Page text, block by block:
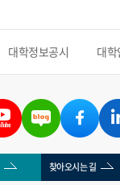
대학정보공시 대
찾아오시는 길